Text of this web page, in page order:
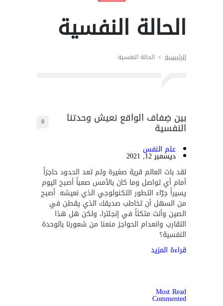
الحالة النفسية
الرئيسية الحالة النفسية
بين ضِفاف الواقع نعيش وحدتنا
النفسية 0
علم النفس
ديسمبر 12, 2021
لقد بات العالم قرية صغيرة ولم تعد الحدود حاجزاً
أمام أي تواصل وما كان بالأمس صعباً أصبح اليوم
يسيراً جرّاء التطور التكنولوجي الذي نعيشه. أصبح
من السهل أن تخاطب صديقك الذي يقطن في
الصين وأنت متكئاً في إنجلترا، ولكن هل هذا
التقارب وانعدام الحواجز منعنا من شعورنا بالوحدة
النفسية؟
قراءة المزيد
Most Read
Commented